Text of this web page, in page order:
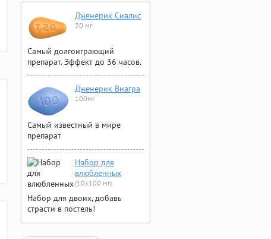
Дженерик Сиалис
20 мг
Самый долгоиграющий
препарат. Эффект до 36 часов.
Дженерик Виагра
100мг
Самый известный в мире
препарат
Набор для
влюбленных
(10х100 мг)
Набор для двоих, добавь
страсти в постель!